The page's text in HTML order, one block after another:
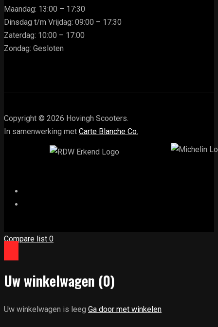
Maandag: 13:00 – 17:30
Dinsdag t/m Vrijdag: 09:00 – 17:30
Zaterdag: 10:00 – 17:00
Zondag: Gesloten
Copyright © 2026 Hovingh Scooters.
In samenwerking met Carte Blanche Co.
Compare list 0
Uw winkelwagen (0)
Uw winkelwagen is leeg Ga door met winkelen